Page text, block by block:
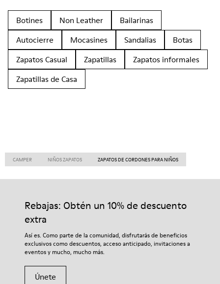
Botines Non Leather
Bailarinas
Autocierre
Mocasines Sandalias
Botas
Zapatos Casual
Zapatillas
Zapatos informales
Zapatillas de Casa
CAMPER NIÑOS ZAPATOS ZAPATOS DE CORDONES PARA NIÑOS
Rebajas: Obtén un 10% de descuento
extra
Así es. Como parte de la comunidad, disfrutarás de beneficios
exclusivos como descuentos, acceso anticipado, invitaciones a
eventos y mucho, mucho más.
Únete